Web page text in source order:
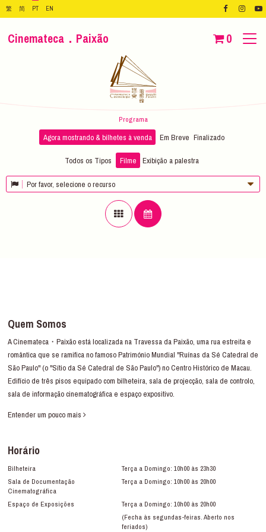
繁 简 PT EN
Cinemateca．Paixão 0
Programa
Agora mostrando & bilhetes à venda Em Breve Finalizado
Todos os Tipos Filme Exibição a palestra
Por favor, selecione o recurso
Quem Somos
A Cinemateca・Paixão está localizada na Travessa da Paixão, uma rua estreita e
romântica que se ramifica no famoso Património Mundial "Ruínas da Sé Catedral de
São Paulo" (o "Sítio da Sé Catedral de São Paulo") no Centro Histórico de Macau.
Edifício de três pisos equipado com bilheteira, sala de projecção, sala de controlo,
sala de informação cinematográfica e espaço expositivo.
Entender um pouco mais
Horário
Bilheteira
Terça a Domingo: 10h00 às 23h30
Sala de Documentação
Cinematográfica
Terça a Domingo: 10h00 às 20h00
Espaço de Exposições
Terça a Domingo: 10h00 às 20h00
(Fecha às segundas-feiras. Aberto nos
feriados)